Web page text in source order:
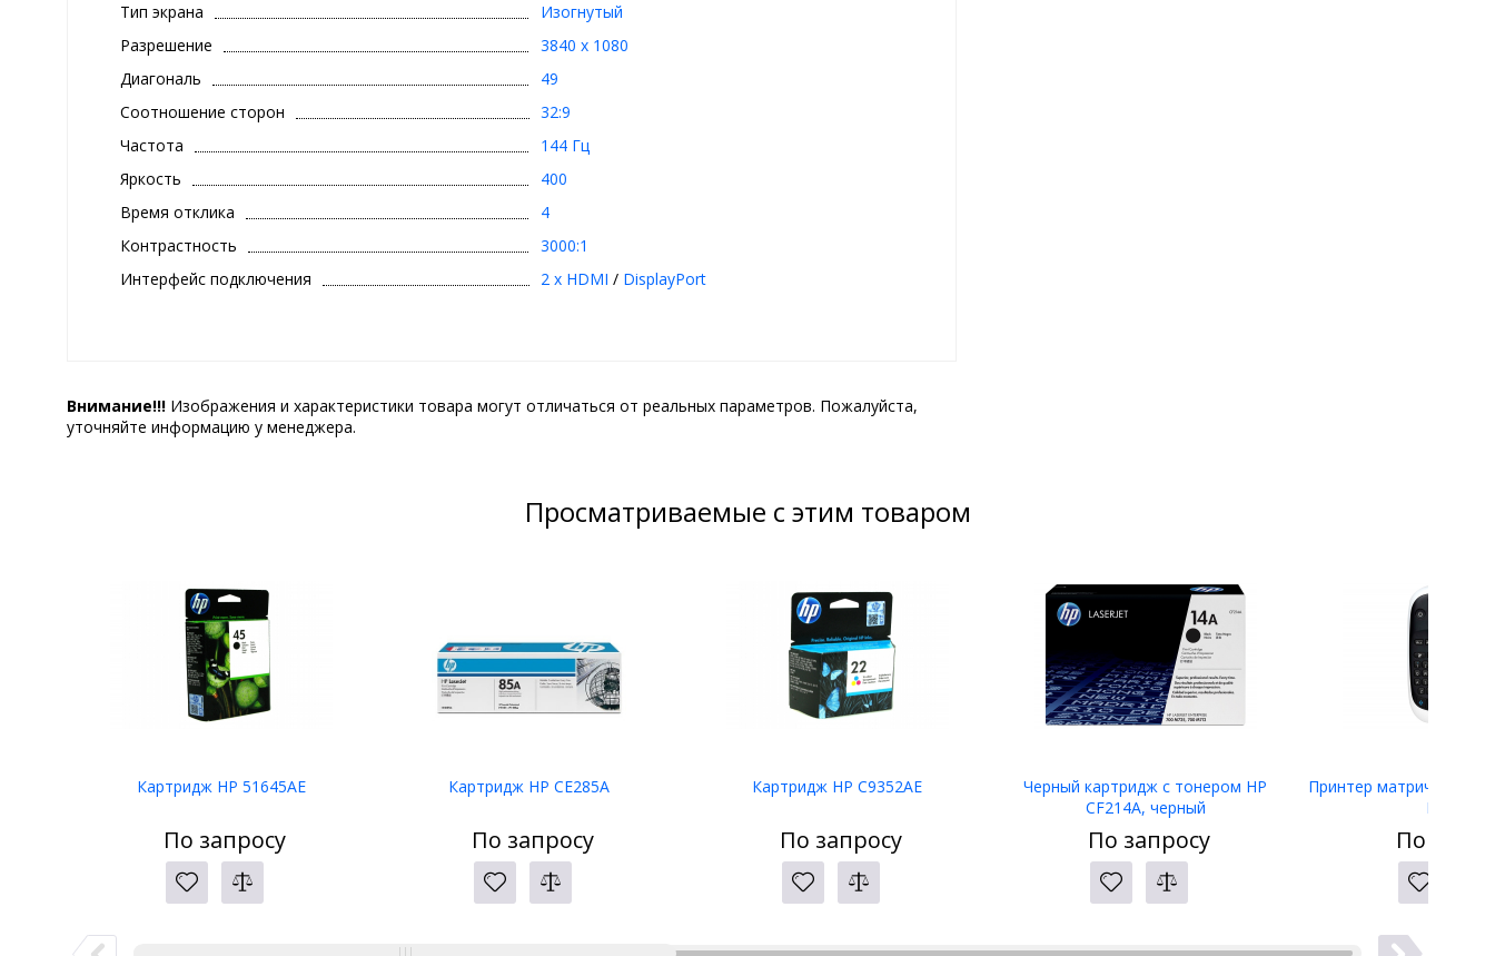
Тип экрана
Изогнутый
Разрешение
3840 x 1080
Диагональ
49
Соотношение сторон
32:9
Частота
144 Гц
Яркость
400
Время отклика
4
Контрастность
3000:1
Интерфейс подключения
2 x HDMI / DisplayPort
Внимание!!! Изображения и характеристики товара могут отличаться от реальных параметров. Пожалуйста,
уточняйте информацию у менеджера.
Просматриваемые с этим товаром
Картридж HP 51645AE
По запросу
Картридж HP CE285A
По запросу
Картридж HP C9352AE
По запросу
Черный картридж с тонером HP
CF214A, черный
По запросу
Принтер матричный
LW-400
По